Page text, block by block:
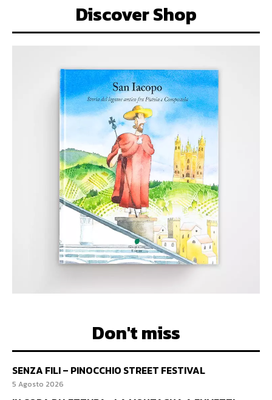
Discover Shop
Don't miss
SENZA FILI – PINOCCHIO STREET FESTIVAL
5 Agosto 2026